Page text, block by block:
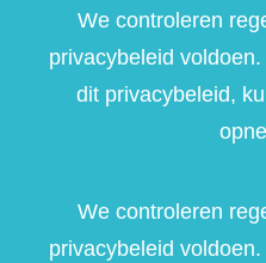
We controleren
privacybeleid
dit privacybeleid,
We controleren
privacybeleid